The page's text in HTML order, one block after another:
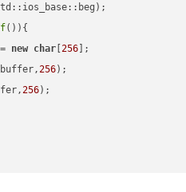
()){
new char [256 ];
256);
256);